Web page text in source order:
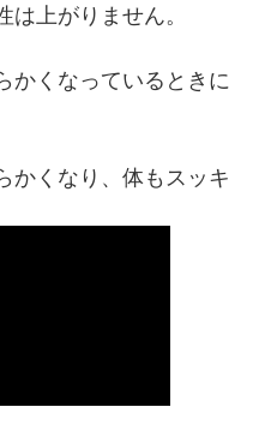
上がりません。
かくなっているときに
かくなり、体もスッキ